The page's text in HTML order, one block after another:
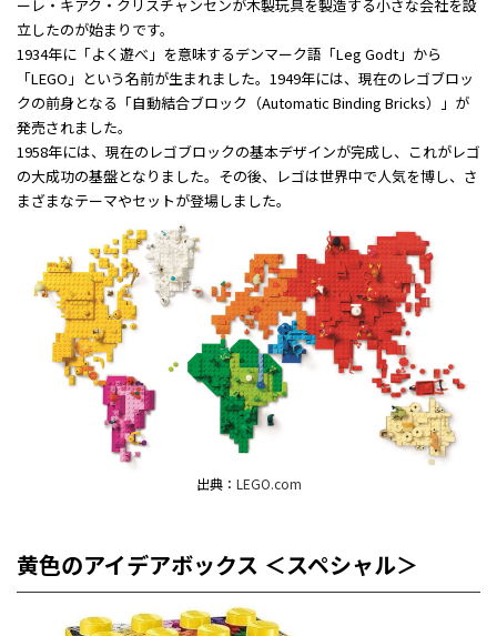
ーレ・キアク・クリスチャンセンが木製玩具を製造する小さな会社を設
立したのが始まりです。
1934年に「よく遊べ」を意味するデンマーク語「Leg Godt」から
「LEGO」という名前が生まれました。1949年には、現在のレゴブロッ
クの前身となる「自動結合ブロック（Automatic Binding Bricks）」が
発売されました。
1958年には、現在のレゴブロックの基本デザインが完成し、これがレゴ
の大成功の基盤となりました。その後、レゴは世界中で人気を博し、さ
まざまなテーマやセットが登場しました。
出典： LEGO.com
黄色のアイデアボックス ＜スペシャル＞